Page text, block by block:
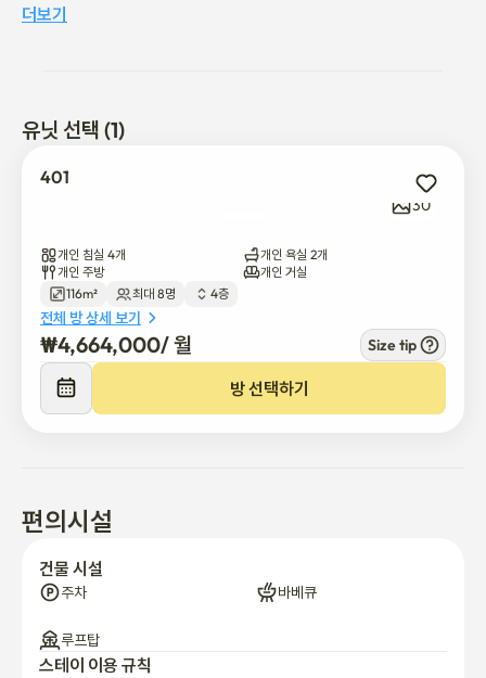
를 들으며, 확트인 파란 잔디와 하늘의 낭만을 즐기세요!!
🍀최근 리모델링으로 화이트톤 풍부한 채광이 함께 하는 거실과 4
룸, 2 욕실, 집과 같은 편안함으로 특별한 순간을 소중한 연인, 가족,
🍀숙소설명
• 대로변 위치 1분거리 버스정류장,빅슈퍼마켓, 빨래방등 편의시설
• 2분거리 내집같은 신월 해맞이 도서관과 운동시설 및 신월 체육센
터, 자유수영 및 많은 체험거리가 있어요.
• 3분거리 오솔길공원, 지양산, 서서울 호수공원 산책로까지 건강지
킴이 업그레이드
• 여의도, 한강공원 -지하철30분/차량15분
• 홍대역 -지하철30분/차량15
• 김포공항 버스 40분/차량20분
• 인천국제공항 지하철55분/차량45분
🍀사용공간과 시설
• 침실3개, 50평 단독루프탑정원과 통창뷰 룸,  욕실2개, 거실과 주
더보기
유닛 선택 (1)
401
30
개인 침실 4개
개인 욕실 2개
개인 주방
개인 거실
116m²
최대 8명 4층
전체 방 상세 보기
₩4,664,000/ 월 Size tip
방 선택하기
편의시설
건물 시설
주차 바베큐
루프탑
스테이 이용 규칙